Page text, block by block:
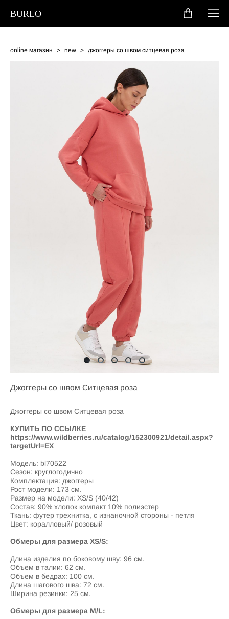
BURLO
online магазин > new > джоггеры со швом ситцевая роза
Джоггеры со швом Ситцевая роза
Джоггеры со швом Ситцевая роза
КУПИТЬ ПО ССЫЛКЕ
https://www.wildberries.ru/catalog/152300921/detail.aspx?
targetUrl=EX
Модель: bl70522
Сезон: круглогодично
Комплектация: джоггеры
Рост модели: 173 см.
Размер на модели: XS/S (40/42)
Состав: 90% хлопок компакт 10% полиэстер
​Ткань: футер трехнитка, с изнаночной стороны - петля
Цвет: коралловый/ розовый
Обмеры для размера XS/S:
Длина изделия по боковому шву: 96 см.
Объем в талии: 62 см.
Объем в бедрах: 100 см.
Длина шагового шва: 72 см.
Ширина резинки: 25 см.
Обмеры для размера M/L: